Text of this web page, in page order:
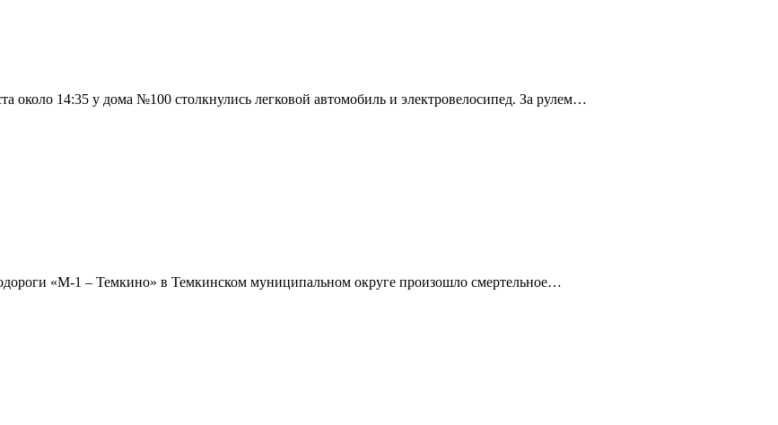
около 14:35 у дома №100 столкнулись легковой автомобиль и электровелосипед. За рулем…
«М-1 – Темкино» в Темкинском муниципальном округе произошло смертельное…